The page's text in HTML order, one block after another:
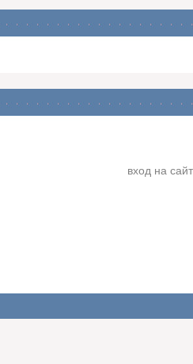
вход на сайт